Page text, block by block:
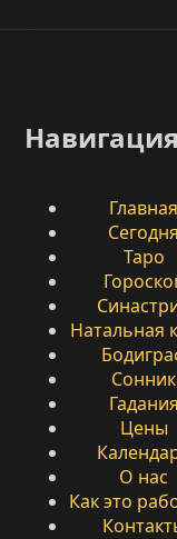
Навигация
Главная
Сегодня
Таро
Натальная
Сонник
Гадания
Цены
О нас
Как это